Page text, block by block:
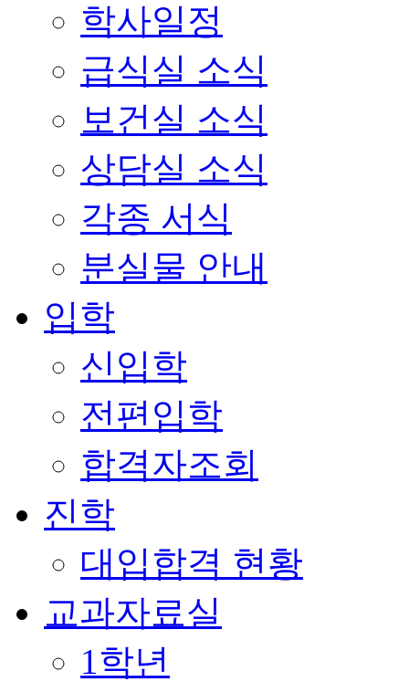
학사일정
급식실 소식
보건실 소식
상담실 소식
각종 서식
분실물 안내
입학
신입학
전편입학
합격자조회
진학
대입합격 현황
교과자료실
1학년